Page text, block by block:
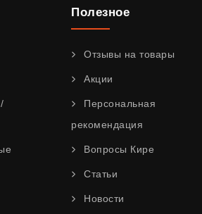
Полезное
Отзывы на товары
Акции
Персональная
рекомендация
Вопросы Кире
Статьи
Новости